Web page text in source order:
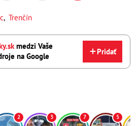
, Trenčín
medzi Vaše
na Google
Pridať
2 3 7 5